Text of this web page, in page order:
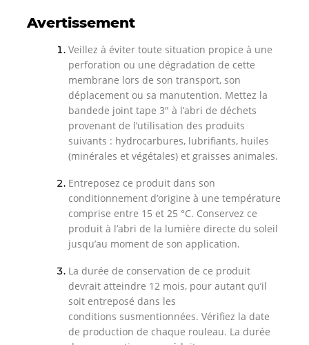
Avertissement
Veillez à éviter toute situation propice à une
perforation ou une dégradation de cette
membrane lors de son transport, son
déplacement ou sa manutention. Mettez la
bandede joint tape 3″ à l’abri de déchets
provenant de l’utilisation des produits
suivants : hydrocarbures, lubrifiants, huiles
(minérales et végétales) et graisses animales.
Entreposez ce produit dans son
conditionnement d’origine à une température
comprise entre 15 et 25 °C. Conservez ce
produit à l’abri de la lumière directe du soleil
jusqu’au moment de son application.
La durée de conservation de ce produit
devrait atteindre 12 mois, pour autant qu’il
soit entreposé dans les
conditions susmentionnées. Vérifiez la date
de production de chaque rouleau. La durée